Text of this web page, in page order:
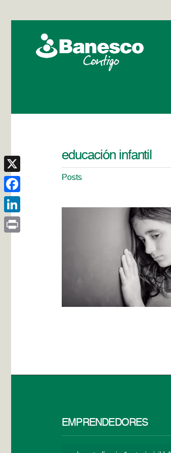
educación infantil
Posts
EMPRENDEDORES
X
Facebook
LinkedIn